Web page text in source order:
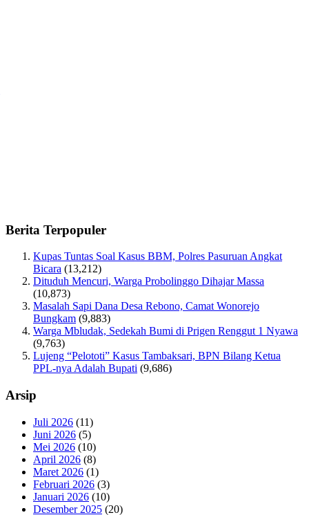
Berita Terpopuler
Kupas Tuntas Soal Kasus BBM, Polres Pasuruan Angkat
Bicara (13,212)
Dituduh Mencuri, Warga Probolinggo Dihajar Massa
(10,873)
Masalah Sapi Dana Desa Rebono, Camat Wonorejo
Bungkam (9,883)
Warga Mbludak, Sedekah Bumi di Prigen Renggut 1 Nyawa
(9,763)
Lujeng “Pelototi” Kasus Tambaksari, BPN Bilang Ketua
PPL-nya Adalah Bupati (9,686)
Arsip
Juli 2026 (11)
Juni 2026 (5)
Mei 2026 (10)
April 2026 (8)
Maret 2026 (1)
Februari 2026 (3)
Januari 2026 (10)
Desember 2025 (20)